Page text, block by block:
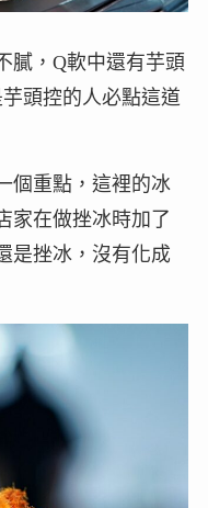
膩，Q軟中還有芋頭
頭控的人必點這道
個重點，這裡的冰
家在做挫冰時加了
是挫冰，沒有化成